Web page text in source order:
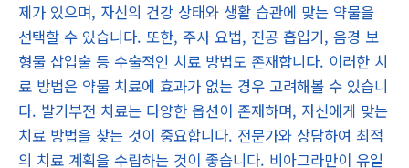
제가 있으며, 자신의 건강 상태와 생활 습관에 맞는 약물을
선택할 수 있습니다. 또한, 주사 요법, 진공 흡입기, 음경 보
형물 삽입술 등 수술적인 치료 방법도 존재합니다. 이러한 치
료 방법은 약물 치료에 효과가 없는 경우 고려해볼 수 있습니
다. 발기부전 치료는 다양한 옵션이 존재하며, 자신에게 맞는
치료 방법을 찾는 것이 중요합니다. 전문가와 상담하여 최적
의 치료 계획을 수립하는 것이 좋습니다. 비아그라만이 유일